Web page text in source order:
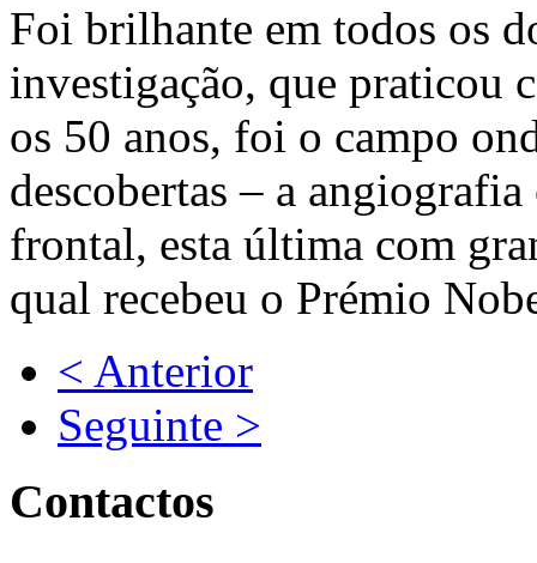
Foi brilhante em todos os
investigação, que praticou
os 50 anos, foi o campo
descobertas – a
frontal, esta última com
qual recebeu o Prémio
< Anterior
Seguinte >
Contactos